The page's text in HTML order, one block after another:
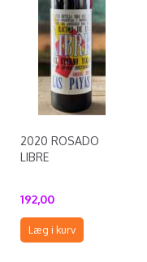
2020 ROSADO
LIBRE
192,00
Læg i kurv